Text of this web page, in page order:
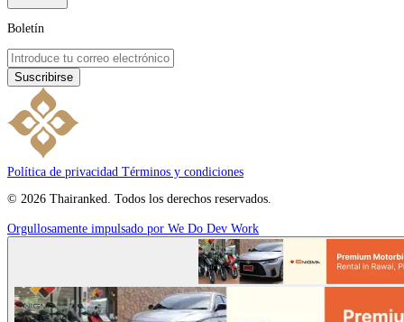
Boletín
Suscribirse
Política de privacidad Términos y condiciones
© 2026 Thairanked. Todos los derechos reservados.
Orgullosamente impulsado por We Do Dev Work